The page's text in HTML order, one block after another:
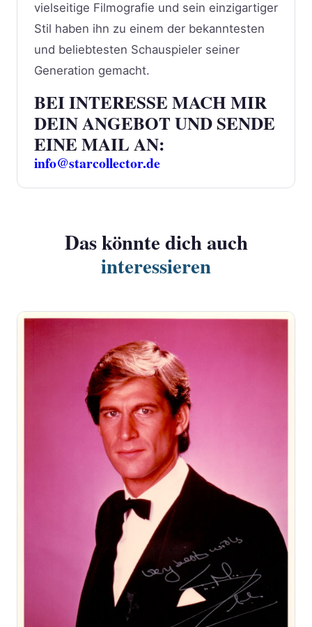
vielseitige Filmografie und sein einzigartiger
Stil haben ihn zu einem der bekanntesten
und beliebtesten Schauspieler seiner
Generation gemacht.
BEI INTERESSE MACH MIR
DEIN ANGEBOT UND SENDE
EINE MAIL AN:
info@starcollector.de
Das könnte dich auch
interessieren